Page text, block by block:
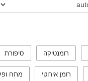
רומנטיקה סיפורת
רומן אירוטי מתח